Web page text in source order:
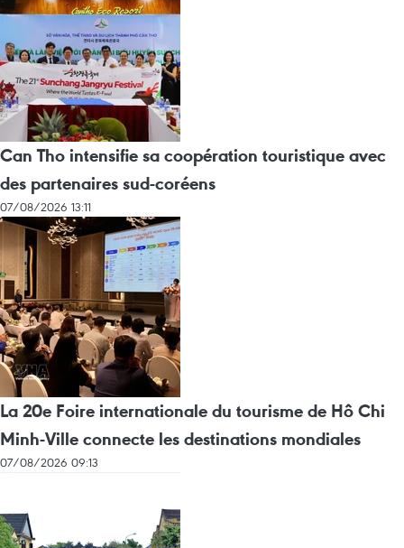
Can Tho intensifie sa coopération touristique avec
des partenaires sud-coréens
07/08/2026 13:11
La 20e Foire internationale du tourisme de Hô Chi
Minh-Ville connecte les destinations mondiales
07/08/2026 09:13